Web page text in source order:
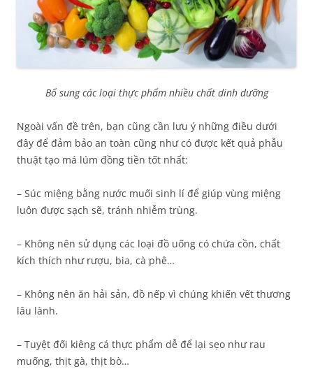
Bổ sung các loại thực phẩm nhiều chất dinh dưỡng
Ngoài vấn đề trên, bạn cũng cần lưu ý những điều dưới
đây để đảm bảo an toàn cũng như có được kết quả phẫu
thuật tạo má lúm đồng tiền tốt nhất:
– Súc miệng bằng nước muối sinh lí để giúp vùng miệng
luôn được sạch sẽ, tránh nhiễm trùng.
– Không nên sử dụng các loại đồ uống có chứa cồn, chất
kích thích như rượu, bia, cà phê…
– Không nên ăn hải sản, đồ nếp vì chúng khiến vết thương
lâu lành.
– Tuyệt đối kiêng cá thực phẩm dễ để lại sẹo như rau
muống, thịt gà, thịt bò…